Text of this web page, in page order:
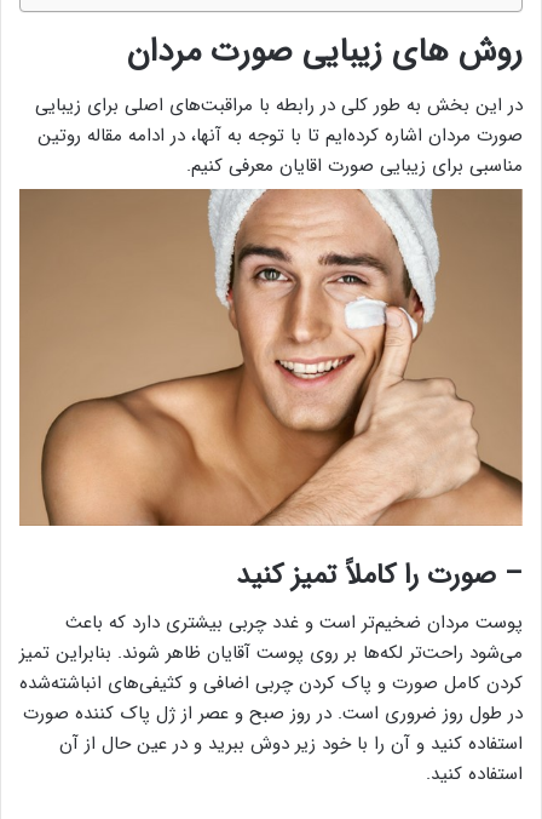
روش‌ های زیبایی صورت مردان
در این بخش به طور کلی در رابطه با مراقبت‌های اصلی برای زیبایی
صورت مردان اشاره کرده‌ایم تا با توجه به آنها، در ادامه مقاله روتین
مناسبی برای زیبایی صورت اقایان معرفی کنیم.
– صورت را کاملاً تمیز کنید
پوست مردان ضخیم‌تر است و غدد چربی بیشتری دارد که باعث
می‌شود راحت‌تر لکه‌ها بر روی پوست آقایان ظاهر شوند. بنابراین تمیز
کردن کامل صورت و پاک کردن چربی اضافی و کثیفی‌های انباشته‌شده
در طول روز ضروری است. در روز صبح و عصر از ژل پاک کننده صورت
استفاده کنید و آن را با خود زیر دوش ببرید و در عین حال از آن
استفاده کنید.